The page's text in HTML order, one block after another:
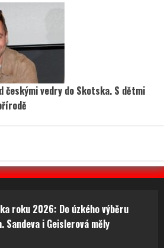
českými vedry do Skotska. S dětmi
roku 2026: Do úzkého výběru
Sandeva i Geislerová měly